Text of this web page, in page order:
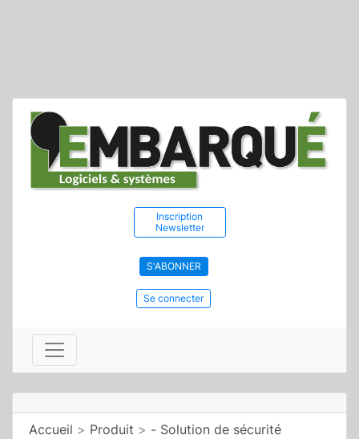
Inscription
Newsletter
S'ABONNER
Se connecter
Accueil > Produit > - Solution de sécurité